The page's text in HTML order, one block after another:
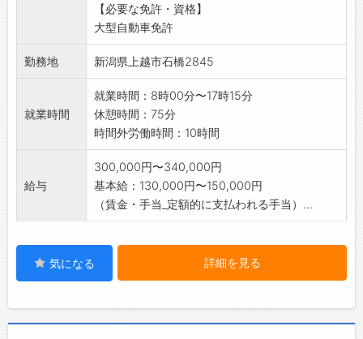
【必要な免許・資格】
大型自動車免許
勤務地 新潟県上越市石橋2845
就業時間
就業時間：8時00分〜17時15分
休憩時間：75分
時間外労働時間：10時間
給与
300,000円〜340,000円
基本給：130,000円〜150,000円
（賃金・手当_定額的に支払われる手当）...
気になる 詳細を見る